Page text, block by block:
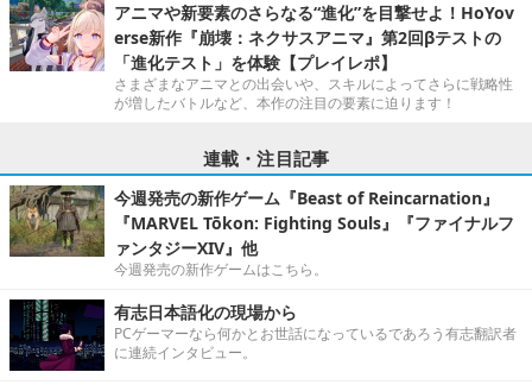
アニマや新要素のさらなる“進化”を目撃せよ！HoYov
erse新作『崩壊：ネクサスアニマ』第2回βテストの
「進化テスト」を体験【プレイレポ】
さまざまなアニマとの出会いや、スキルによってさらに戦略性
が増したバトルなど、本作の注目の要素に迫ります！
連載・注目記事
今週発売の新作ゲーム『Beast of Reincarnation』
『MARVEL Tōkon: Fighting Souls』『ファイナルフ
ァンタジーXIV』他
今週発売の新作ゲームはこちら。
有志日本語化の現場から
PCゲーマーなら何かとお世話になっているであろう有志翻訳者
に連続インタビュー。